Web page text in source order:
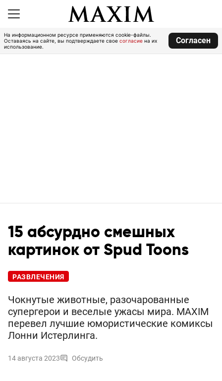
На информационном ресурсе применяются cookie-файлы.
Оставаясь на сайте, вы подтверждаете свое согласие на их
использование.
Согласен
15 абсурдно смешных
картинок от Spud Toons
РАЗВЛЕЧЕНИЯ
Чокнутые животные, разочарованные
супергерои и веселые ужасы мира. MAXIM
перевел лучшие юмористические комиксы
Лонни Истерлинга.
14 августа 2023 Обсудить